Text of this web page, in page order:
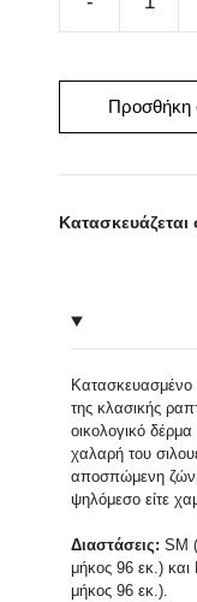
Προσθήκη
Κατασκευασμένο
της κλασικής
οικολογικό
χαλαρή του
αποσπώμενη
ψηλόμεσο είτε
Διαστάσεις: SM
μήκος 96 εκ.) και
μήκος 96 εκ.).